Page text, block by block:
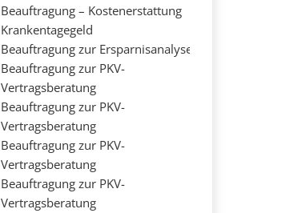
Beauftragung – Kostenerstattung
Krankentagegeld
Beauftragung zur Ersparnisanalyse
Beauftragung zur PKV-
Vertragsberatung
Beauftragung zur PKV-
Vertragsberatung
Beauftragung zur PKV-
Vertragsberatung
Beauftragung zur PKV-
Vertragsberatung